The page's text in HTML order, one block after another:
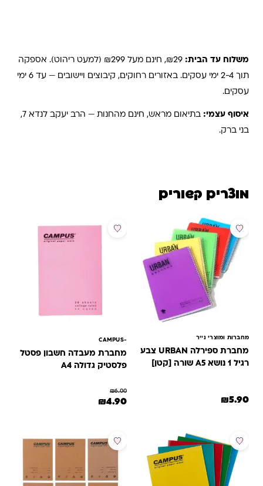
משלוח עד הבית: ₪29, חינם מעל ₪299 (למעט ריהוט). אספקה
תוך 2-4 ימי עסקים. באזורים רחוקים, קיבוצים ויישובים — עד 6 ימי
עסקים.
איסוף עצמי: בתיאום מראש, חינם מהחנות — הרב יעקב לנדא 7,
בני ברק.
מוצרים קשורים
מחברות ומוצרי נייר
מחברת ספירלה URBAN צבע
רגיל 1 נושא A5 שורה [קטן]
₪5.90
מבצע
-CAMPUS
מחברת מעבדה חשבון פסטל
פלסטיק גדולה A4
₪6.00
המחיר המקורי היה: ₪6.00.
₪4.90
מבצע מבצע